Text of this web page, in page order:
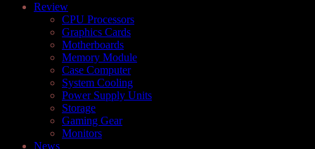
Review
CPU Processors
Graphics Cards
Motherboards
Memory Module
Case Computer
System Cooling
Power Supply Units
Storage
Gaming Gear
Monitors
News